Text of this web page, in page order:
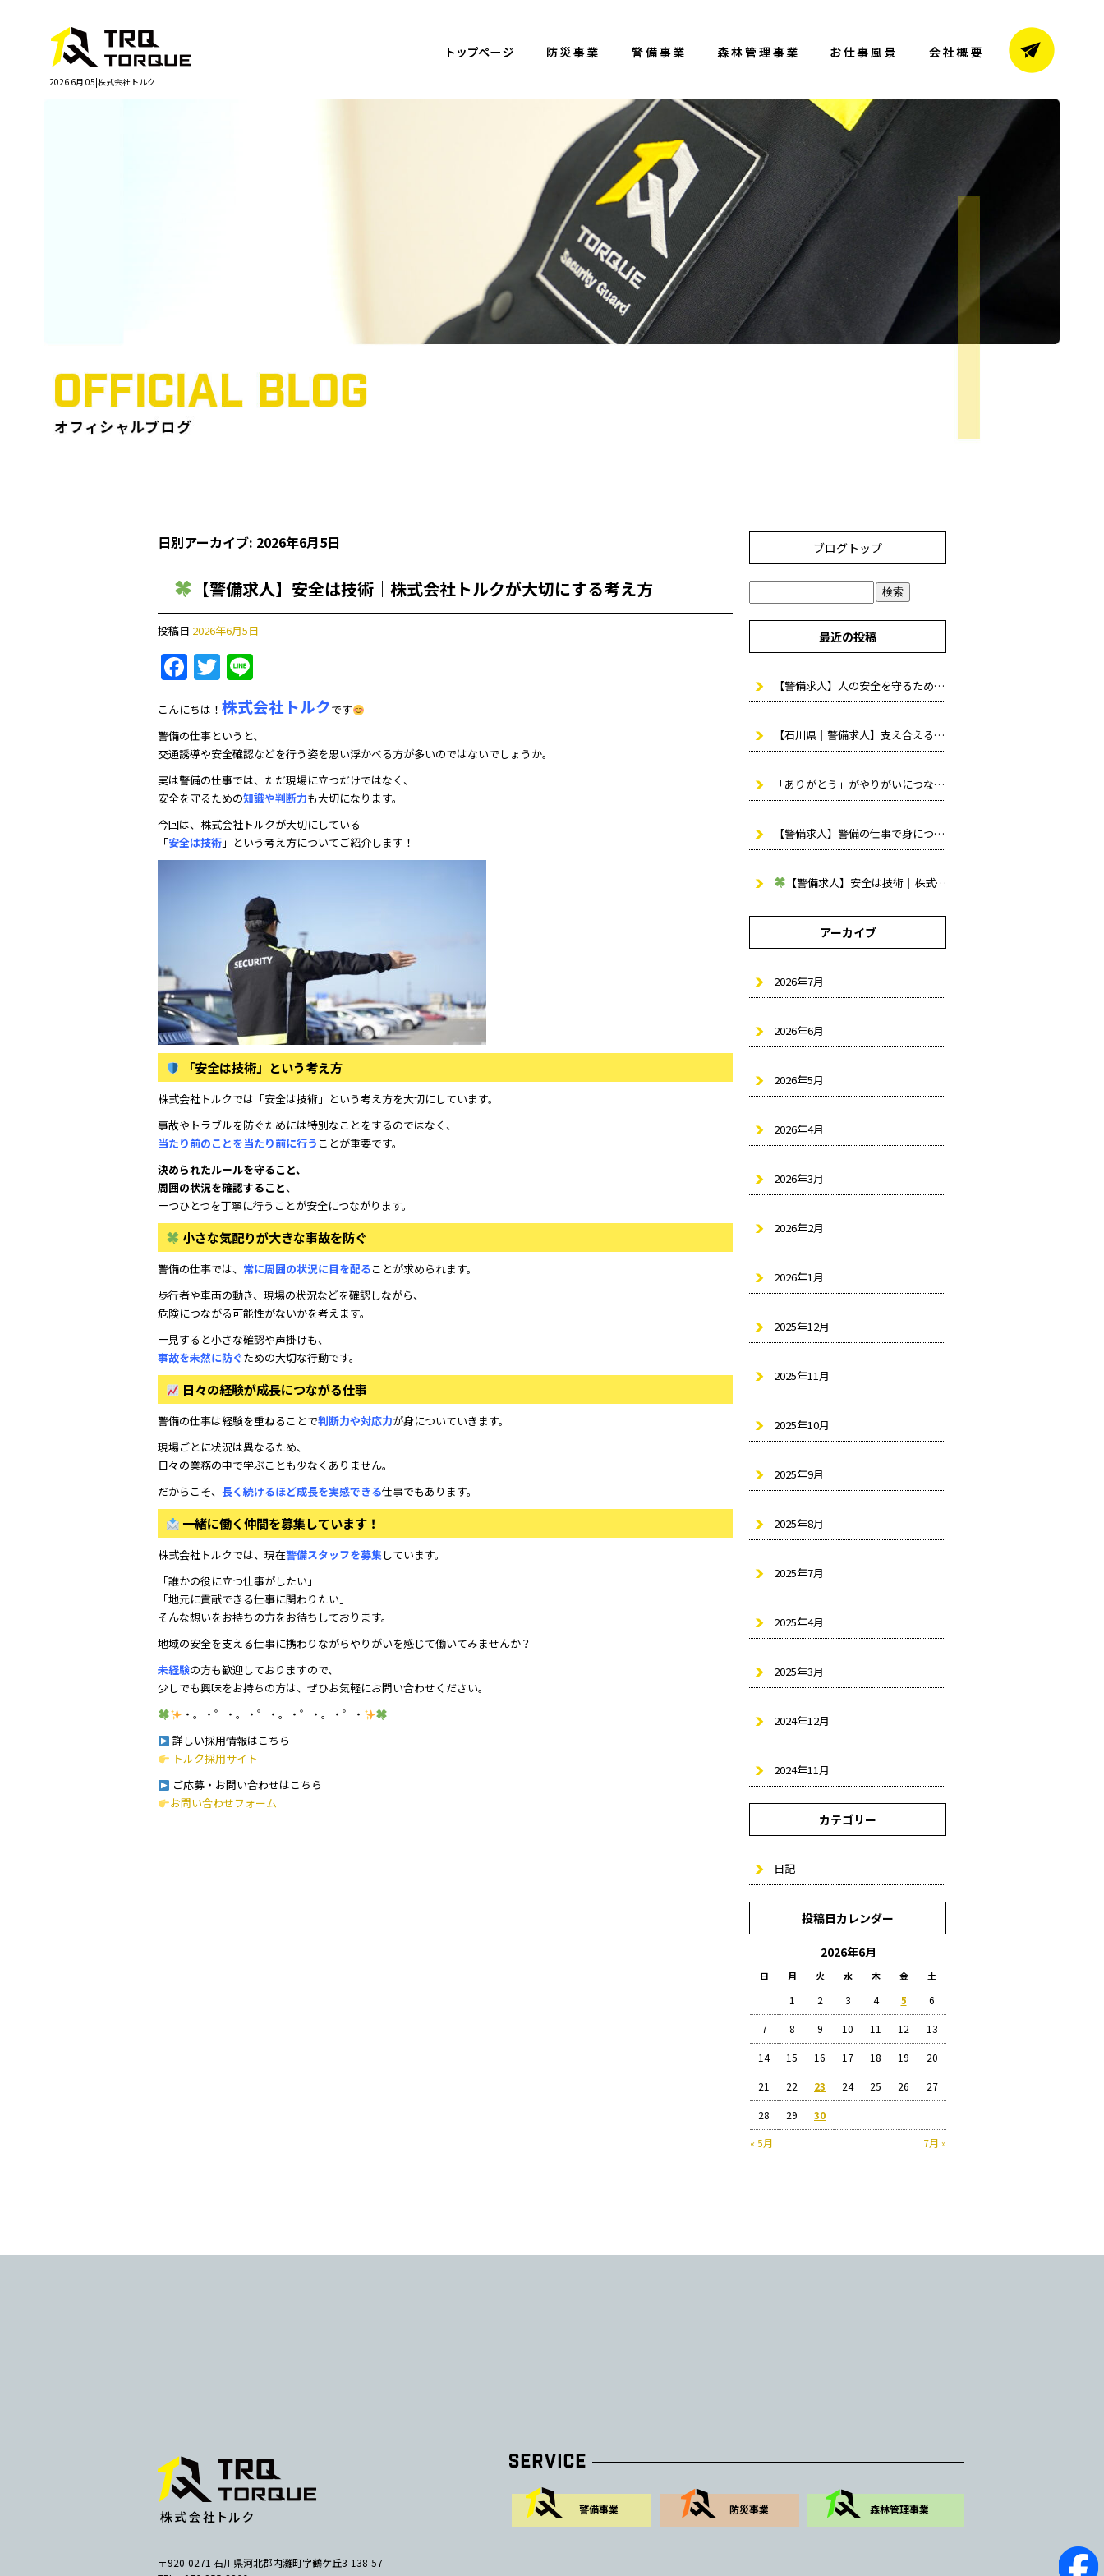
2026 6月 05|株式会社トルク
日別アーカイブ: 2026年6月5日
【警備求人】安全は技術｜株式会社トルクが大切にする考え方
投稿日 2026年6月5日
F
c
e
b
o
o
k
T
w
itt
er
n
e
こんにちは！ 株式会社トルクです
警備の仕事というと、
交通誘導や安全確認などを行う姿を思い浮かべる方が多いのではないでしょうか。
実は警備の仕事では、ただ現場に立つだけではなく、
安全を守るための知識や判断力も大切になります。
今回は、株式会社トルクが大切にしている
「安全は技術 」という考え方についてご紹介します！
「安全は技術」という考え方
株式会社トルクでは「安全は技術」という考え方を大切にしています。
事故やトラブルを防ぐためには特別なことをするのではなく、
当たり前のことを当たり前に行う ことが重要です。
決められたルールを守ること、
周囲の状況を確認すること、
一つひとつを丁寧に行うことが安全につながります。
小さな気配りが大きな事故を防ぐ
警備の仕事では、 常に周囲の状況に目を配ることが求められます。
歩行者や車両の動き、現場の状況などを確認しながら、
危険につながる可能性がないかを考えます。
一見すると小さな確認や声掛けも、
事故を未然に防ぐための大切な行動です。
日々の経験が成長につながる仕事
警備の仕事は経験を重ねることで判断力や対応力が身についていきます。
現場ごとに状況は異なるため、
日々の業務の中で学ぶことも少なくありません。
だからこそ、 長く続けるほど成長を実感できる仕事でもあります。
一緒に働く仲間を募集しています！
株式会社トルクでは、現在警備スタッフを募集しています。
「誰かの役に立つ仕事がしたい」
「地元に貢献できる仕事に関わりたい」
そんな想いをお持ちの方をお待ちしております。
地域の安全を支える仕事に携わりながらやりがいを感じて働いてみませんか？
未経験の方も歓迎しておりますので、
少しでも興味をお持ちの方は、ぜひお気軽にお問い合わせください。
・。・゜・。・゜・。・゜・。・゜・
詳しい採用情報はこちら
トルク採用サイト
ご応募・お問い合わせはこちら
お問い合わせフォーム
ブログトップ
最近の投稿
【警備求人】人の安全を守るために大切な力とは？｜株式会社トルク
【石川県｜警備求人】支え合える仲間と働く警備の仕事
「ありがとう」がやりがいにつながる仕事
【警備求人】警備の仕事で身につく3つの力
【警備求人】安全は技術｜株式会社トルクが大切にする考え方
アーカイブ
2026年7月
2026年6月
2026年5月
2026年4月
2026年3月
2026年2月
2026年1月
2025年12月
2025年11月
2025年10月
2025年9月
2025年8月
2025年7月
2025年4月
2025年3月
2024年12月
2024年11月
カテゴリー
日記
投稿日カレンダー
2026年6月
日 月 火 水 木 金 土
« 5月 7月 »
1 2 3 4 5 6
7 8 9 10 11 12 13
14 15 16 17 18 19 20
21 22 23 24 25 26 27
28 29 30
防災事業
警備事業 森林管理事業
〒920-0271 石川県河北郡内灘町字鶴ケ丘3-138-57